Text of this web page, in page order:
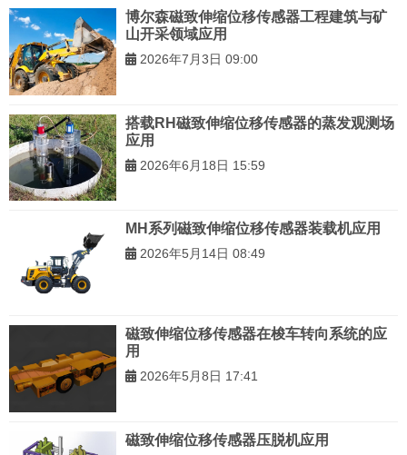
博尔森磁致伸缩位移传感器工程建筑与矿
山开采领域应用
2026年7月3日 09:00
搭载RH磁致伸缩位移传感器的蒸发观测场
应用
2026年6月18日 15:59
MH系列磁致伸缩位移传感器装载机应用
2026年5月14日 08:49
磁致伸缩位移传感器在梭车转向系统的应
用
2026年5月8日 17:41
磁致伸缩位移传感器压脱机应用